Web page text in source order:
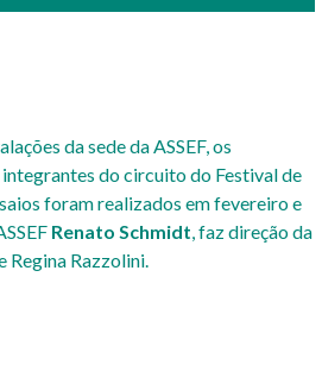
da sede da ASSEF, os
integrantes do circuito do Festival de
foram realizados em fevereiro e
Renato Schmidt, faz direção da
Regina Razzolini.